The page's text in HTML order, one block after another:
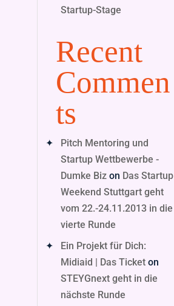
Startup-Stage
Recent
Commen
ts
Pitch Mentoring und
Startup Wettbewerbe -
Dumke Biz on Das Startup
Weekend Stuttgart geht
vom 22.-24.11.2013 in die
vierte Runde
Ein Projekt für Dich:
Midiaid | Das Ticket on
STEYGnext geht in die
nächste Runde